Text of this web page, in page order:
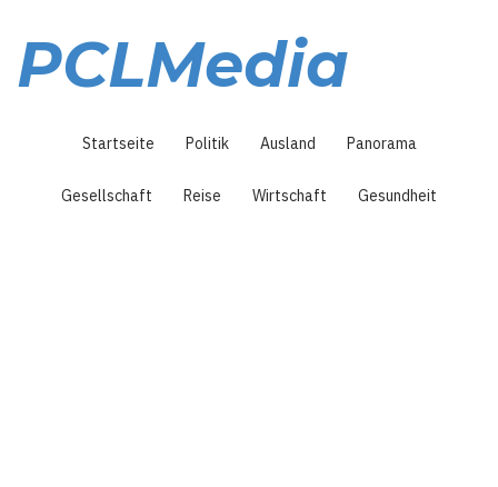
Inhalt
PCLMedia
Startseite Politik Ausland Panorama
Gesellschaft Reise Wirtschaft Gesundheit